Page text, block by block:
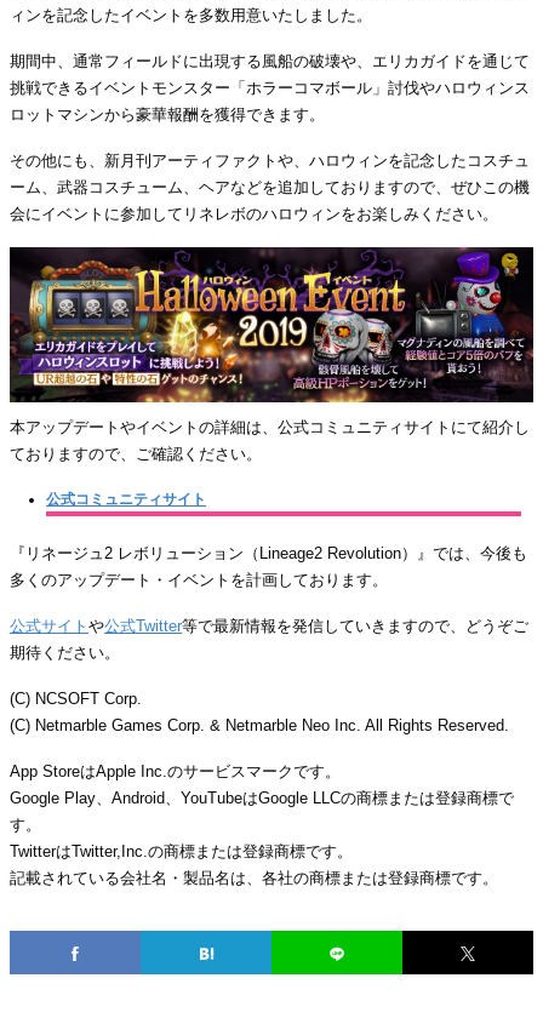
ィンを記念したイベントを多数用意いたしました。
期間中、通常フィールドに出現する風船の破壊や、エリカガイドを通じて
挑戦できるイベントモンスター「ホラーコマボール」討伐やハロウィンス
ロットマシンから豪華報酬を獲得できます。
その他にも、新月刊アーティファクトや、ハロウィンを記念したコスチュ
ーム、武器コスチューム、ヘアなどを追加しておりますので、ぜひこの機
会にイベントに参加してリネレボのハロウィンをお楽しみください。
本アップデートやイベントの詳細は、公式コミュニティサイトにて紹介し
ておりますので、ご確認ください。
公式コミュニティサイト
『リネージュ2 レボリューション（Lineage2 Revolution）』では、今後も
多くのアップデート・イベントを計画しております。
公式サイト や公式Twitter等で最新情報を発信していきますので、どうぞご
期待ください。
(C) NCSOFT Corp.
(C) Netmarble Games Corp. & Netmarble Neo Inc. All Rights Reserved.
App StoreはApple Inc.のサービスマークです。
Google Play、Android、YouTubeはGoogle LLCの商標または登録商標で
す。
TwitterはTwitter,Inc.の商標または登録商標です。
記載されている会社名・製品名は、各社の商標または登録商標です。